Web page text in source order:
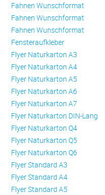
Fahnen Wunschformat
Fahnen Wunschformat
Fahnen Wunschformat
Fensteraufkleber
Flyer Naturkarton A3
Flyer Naturkarton A4
Flyer Naturkarton A5
Flyer Naturkarton A6
Flyer Naturkarton A7
Flyer Naturkarton DIN-Lang
Flyer Naturkarton Q4
Flyer Naturkarton Q5
Flyer Naturkarton Q6
Flyer Standard A3
Flyer Standard A4
Flyer Standard A5